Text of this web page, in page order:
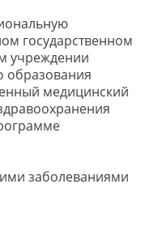
государственном
учреждении
образования
медицинский
заболеваниями